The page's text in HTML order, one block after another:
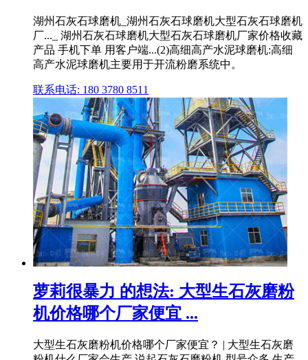
湖州石灰石球磨机_湖州石灰石球磨机大型石灰石球磨机
厂..._ 湖州石灰石球磨机大型石灰石球磨机厂家价格收藏
产品 手机下单 用客户端...(2)高细高产水泥球磨机:高细
高产水泥球磨机主要用于开流粉磨系统中。
联系电话: 180 3780 8511
萝莉很暴力 的想法: 大型生石灰磨粉
机价格哪个厂家便宜 ...
大型生石灰磨粉机价格哪个厂家便宜？ | 大型生石灰磨